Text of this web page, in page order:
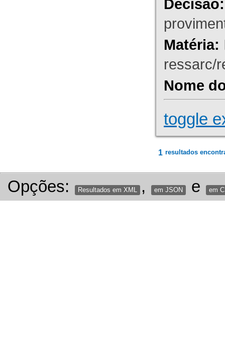
Decisão:
Matéria:
ressarc/
Nome
toggle
1 resultados
Opções: Resultados em XML , em JSON e em